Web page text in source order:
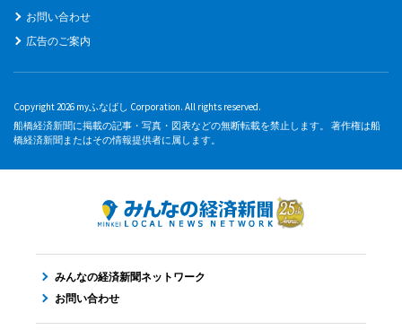
お問い合わせ
広告のご案内
Copyright 2026 myふなばし Corporation. All rights reserved.
船橋経済新聞に掲載の記事・写真・図表などの無断転載を禁止します。 著作権は船
橋経済新聞またはその情報提供者に属します。
みんなの経済新聞ネットワーク
お問い合わせ